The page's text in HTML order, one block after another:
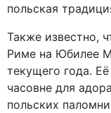
польская
Также известно,
Риме на Юбилее
текущего года.
часовне для
польских